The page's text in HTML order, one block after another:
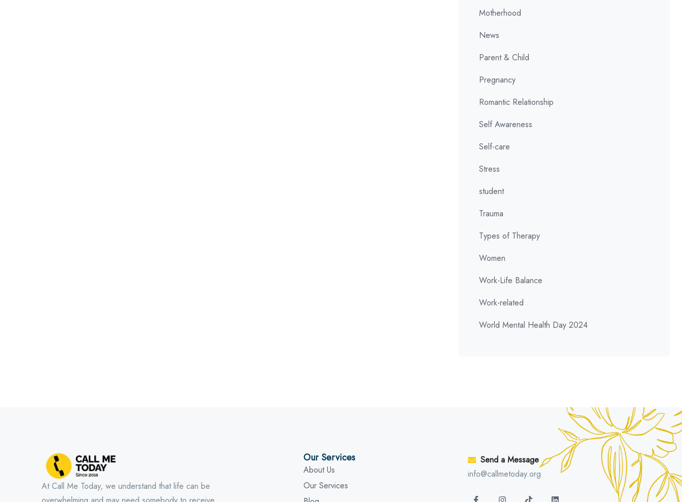
Motherhood
News
Parent & Child
Pregnancy
Romantic Relationship
Self Awareness
Self-care
Stress
student
Trauma
Types of Therapy
Women
Work-Life Balance
Work-related
World Mental Health Day 2024
At Call Me Today, we understand that life can be
Our Services
About Us
Our Services
Send a Message
info@callmetoday.org